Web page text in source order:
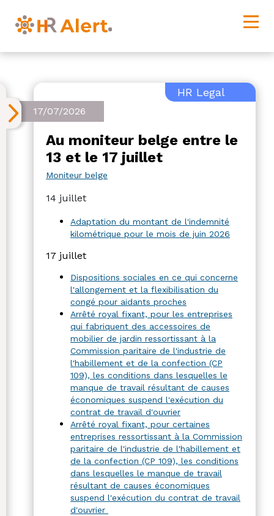
HR Legal
17/07/2026
Au moniteur belge entre le
13 et le 17 juillet
Moniteur belge
14 juillet
Adaptation du montant de l'indemnité
kilométrique pour le mois de juin 2026
17 juillet
Dispositions sociales en ce qui concerne
l'allongement et la flexibilisation du
congé pour aidants proches
Arrêté royal fixant, pour les entreprises
qui fabriquent des accessoires de
mobilier de jardin ressortissant à la
Commission paritaire de l'industrie de
l'habillement et de la confection (CP
109), les conditions dans lesquelles le
manque de travail résultant de causes
économiques suspend l'exécution du
contrat de travail d'ouvrier
Arrêté royal fixant, pour certaines
entreprises ressortissant à la Commission
paritaire de l'industrie de l'habillement et
de la confection (CP 109), les conditions
dans lesquelles le manque de travail
résultant de causes économiques
suspend l'exécution du contrat de travail
d'ouvrier